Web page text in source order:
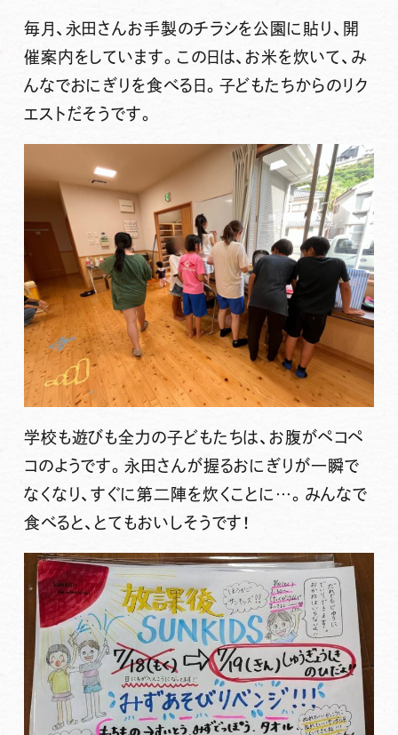
毎月、永田さんお手製のチラシを公園に貼り、開
催案内をしています。この日は、お米を炊いて、み
んなでおにぎり を食べる日。子どもたちからのリク
エストだそうです。
学校も遊びも全力の子どもたちは、お腹がペコペ
コのようです。永田さんが握るおにぎりが一瞬で
なくなり、すぐに第二陣を炊くことに…。みんなで
食べると、とてもおいしそうです！